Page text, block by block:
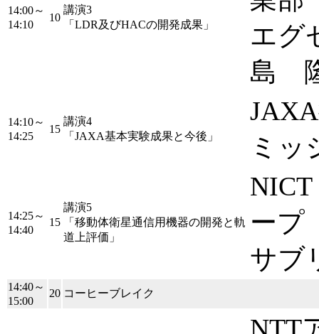
14:00～
14:10
10
講演3
「LDR及びHACの開発成果」
エグ
島
14:10～
14:25
15
講演4
「JAXA基本実験成果と今後」
ミ
14:25～
14:40
15
講演5
「移動体衛星通信用機器の開発と軌
道上評価」
ープ
サ
14:40～
15:00
20 コーヒーブレイク